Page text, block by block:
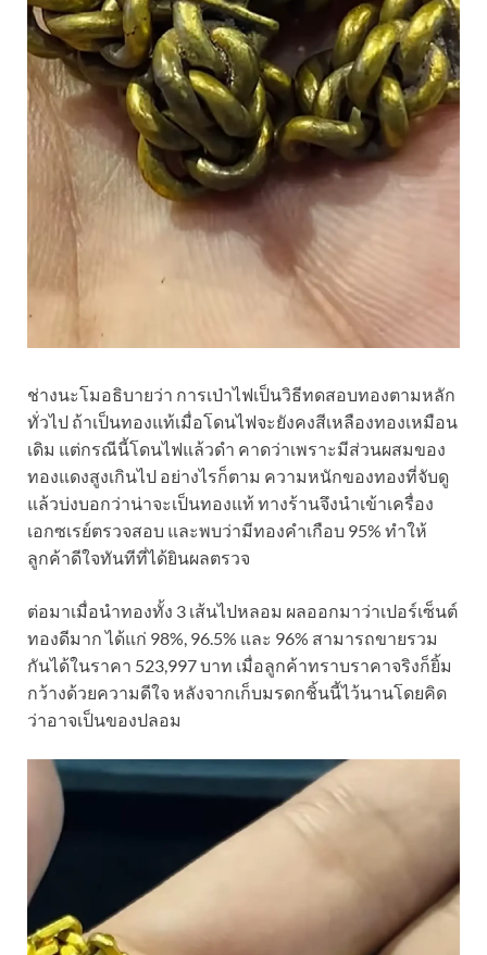
ช่างนะโมอธิบายว่า การเป่าไฟเป็นวิธีทดสอบทองตามหลัก
ทั่วไป ถ้าเป็นทองแท้เมื่อโดนไฟจะยังคงสีเหลืองทองเหมือน
เดิม แต่กรณีนี้โดนไฟแล้วดำ คาดว่าเพราะมีส่วนผสมของ
ทองแดงสูงเกินไป อย่างไรก็ตาม ความหนักของทองที่จับดู
แล้วบ่งบอกว่าน่าจะเป็นทองแท้ ทางร้านจึงนำเข้าเครื่อง
เอกซเรย์ตรวจสอบ และพบว่ามีทองคำเกือบ 95% ทำให้
ลูกค้าดีใจทันทีที่ได้ยินผลตรวจ
ต่อมาเมื่อนำทองทั้ง 3 เส้นไปหลอม ผลออกมาว่าเปอร์เซ็นต์
ทองดีมาก ได้แก่ 98%, 96.5% และ 96% สามารถขายรวม
กันได้ในราคา 523,997 บาท เมื่อลูกค้าทราบราคาจริงก็ยิ้ม
กว้างด้วยความดีใจ หลังจากเก็บมรดกชิ้นนี้ไว้นานโดยคิด
ว่าอาจเป็นของปลอม